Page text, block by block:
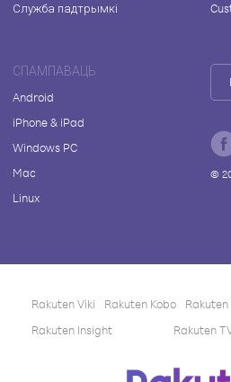
Служба падтрымкі
СПАМПАВАЦЬ
Android
iPhone & iPad
Windows PC
Mac
Linux
©
Rakuten Viki Rakuten Kobo Rakuten
Rakuten Insight
Rakuten